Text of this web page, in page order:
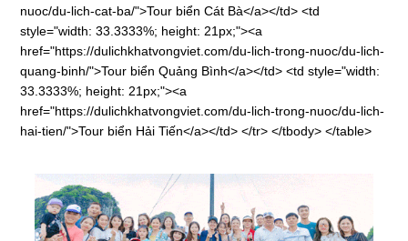
nuoc/du-lich-cat-ba/">Tour biển Cát Bà</a></td> <td
style="width: 33.3333%; height: 21px;"><a
href="https://dulichkhatvongviet.com/du-lich-trong-nuoc/du-lich-
quang-binh/">Tour biển Quảng Bình</a></td> <td style="width:
33.3333%; height: 21px;"><a
href="https://dulichkhatvongviet.com/du-lich-trong-nuoc/du-lich-
hai-tien/">Tour biển Hải Tiến</a></td> </tr> </tbody> </table>